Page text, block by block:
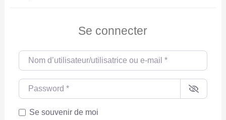
Se connecter
Nom d’utilisateur/utilisatrice ou e-mail
Password
Se souvenir de moi